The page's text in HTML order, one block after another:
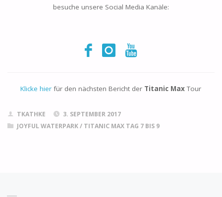
besuche unsere Social Media Kanäle:
Klicke hierfür den nächsten Bericht der Titanic MaxTour
TKATHKE
3. SEPTEMBER 2017
JOYFUL WATERPARK/ TITANIC MAX TAG 7 BIS 9